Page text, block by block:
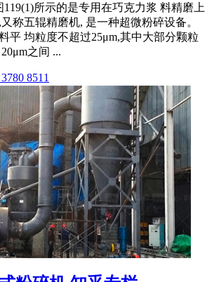
所示的是专用在巧克力浆 料精磨上
称五辊精磨机, 是一种超微粉碎设备。
平 均粒度不超过25μm,其中大部分颗粒
之间 ...
8511